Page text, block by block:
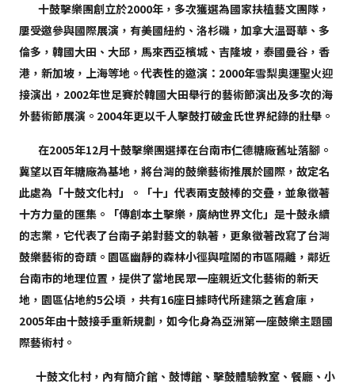
十鼓擊樂團創立於2000年，多次獲選為國家扶植藝文團隊，
屢受邀參與國際展演，有美國紐約、洛杉磯，加拿大溫哥華、多
倫多，韓國大田、大邱，馬來西亞檳城、吉隆坡，泰國曼谷，香
港，新加坡，上海等地。代表性的邀演：2000年雪梨奧運聖火迎
接演出，2002年世足賽於韓國大田舉行的藝術節演出及多次的海
外藝術節展演。2004年更以千人擊鼓打破金氏世界紀錄的壯舉。
在2005年12月十鼓擊樂團選擇在台南市仁德糖廠舊址落腳。
冀望以百年糖廠為基地，將台灣的鼓樂藝術推展於國際，故定名
此處為「十鼓文化村」。
「十」代表兩支鼓棒的交疊，並象徵著
十方力量的匯集。
「傳創本土擊樂，廣納世界文化」是十鼓永續
的志業，它代表了台南子弟對藝文的執著，更象徵著改寫了台灣
鼓樂藝術的奇蹟。園區幽靜的森林小徑與喧鬧的市區隔離，鄰近
台南市的地理位置，提供了當地民眾一座親近文化藝術的新天
地，園區佔地約5公頃 ，共有16座日據時代所建築之舊倉庫，
2005年由十鼓接手重新規劃，如今化身為亞洲第一座鼓樂主題國
際藝術村。
十鼓文化村，內有簡介館、鼓博館、擊鼓體驗教室、餐廳、小